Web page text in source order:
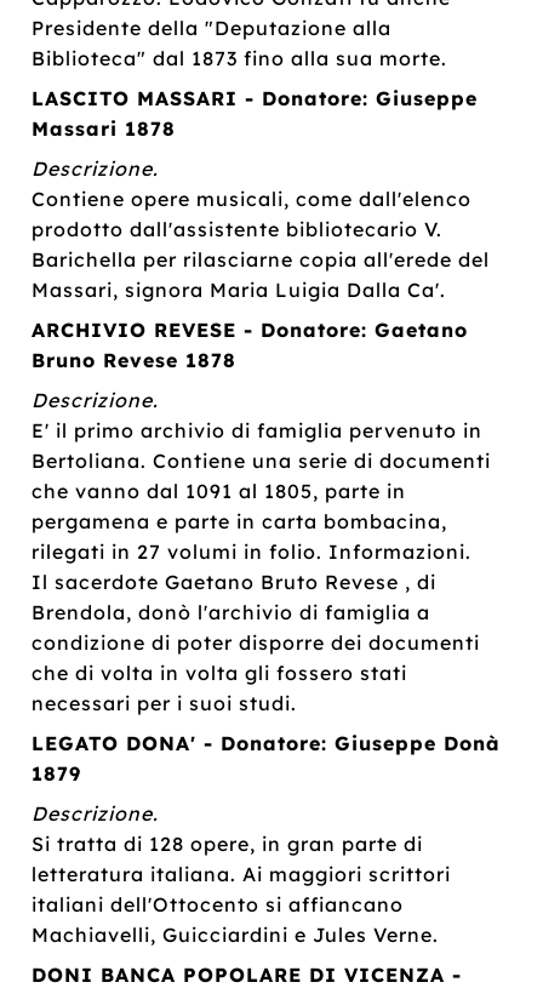
Presidente della "Deputazione alla
Biblioteca" dal 1873 fino alla sua morte.
LASCITO MASSARI - Donatore: Giuseppe
Massari 1878
Descrizione.
Contiene opere musicali, come dall'elenco
prodotto dall'assistente bibliotecario V.
Barichella per rilasciarne copia all'erede del
Massari, signora Maria Luigia Dalla Ca'.
ARCHIVIO REVESE - Donatore: Gaetano
Bruno Revese 1878
Descrizione.
E' il primo archivio di famiglia pervenuto in
Bertoliana. Contiene una serie di documenti
che vanno dal 1091 al 1805, parte in
pergamena e parte in carta bombacina,
rilegati in 27 volumi in folio. Informazioni.
Il sacerdote Gaetano Bruto Revese , di
Brendola, donò l'archivio di famiglia a
condizione di poter disporre dei documenti
che di volta in volta gli fossero stati
necessari per i suoi studi.
LEGATO DONA' - Donatore: Giuseppe Donà
1879
Descrizione.
Si tratta di 128 opere, in gran parte di
letteratura italiana. Ai maggiori scrittori
italiani dell'Ottocento si affiancano
Machiavelli, Guicciardini e Jules Verne.
DONI BANCA POPOLARE DI VICENZA -